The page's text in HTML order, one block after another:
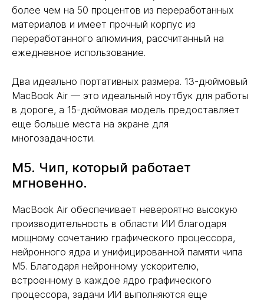
более чем на 50 процентов из переработанных
материалов и имеет прочный корпус из
переработанного алюминия, рассчитанный на
ежедневное использование.
Два идеально портативных размера. 13-дюймовый
MacBook Air — это идеальный ноутбук для работы
в дороге, а 15-дюймовая модель предоставляет
еще больше места на экране для
многозадачности.
M5. Чип, который работает
мгновенно.
MacBook Air обеспечивает невероятно высокую
производительность в области ИИ благодаря
мощному сочетанию графического процессора,
нейронного ядра и унифицированной памяти чипа
M5. Благодаря нейронному ускорителю,
встроенному в каждое ядро графического
процессора, задачи ИИ выполняются еще